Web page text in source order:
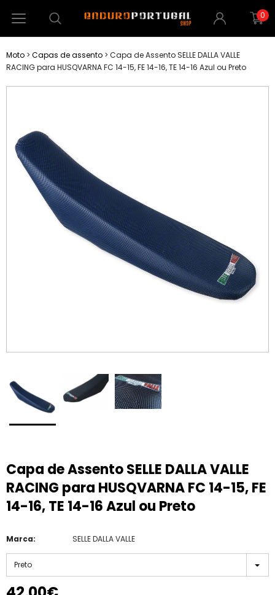
0
Moto > Capas de assento > Capa de Assento SELLE DALLA VALLE
RACING para HUSQVARNA FC 14-15, FE 14-16, TE 14-16 Azul ou Preto
Capa de Assento SELLE DALLA VALLE
RACING para HUSQVARNA FC 14-15, FE
14-16, TE 14-16 Azul ou Preto
Marca: SELLE DALLA VALLE
Preto